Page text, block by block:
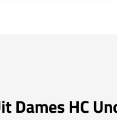
Dames HC